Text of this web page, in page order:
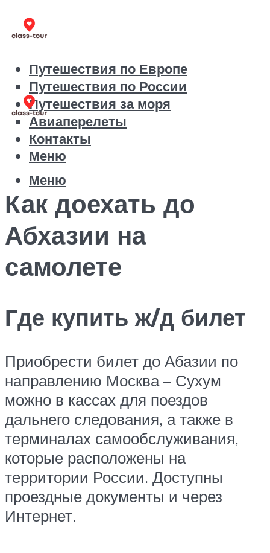
Путешествия по Европе
Путешествия по России
Путешествия за моря
Авиаперелеты
Контакты
Меню
Меню
Как доехать до
Абхазии на
самолете
Где купить ж/д билет
Приобрести билет до Абазии по
направлению Москва – Сухум
можно в кассах для поездов
дальнего следования, а также в
терминалах самообслуживания,
которые расположены на
территории России. Доступны
проездные документы и через
Интернет.